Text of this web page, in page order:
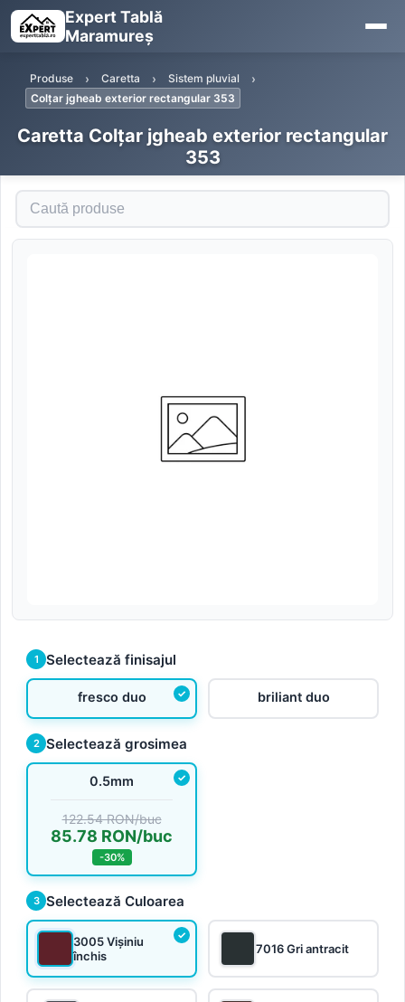
Expert Tablă
Maramureș
Produse Caretta
Sistem pluvial
Colțar jgheab exterior rectangular 353
Caretta Colțar jgheab exterior rectangular
353
Caută produse
1 Selectează finisajul
fresco duo briliant duo
2 Selectează grosimea
0.5mm
122.54 RON/buc
85.78 RON/buc
-30%
3 Selectează Culoarea
3005 Vișiniu
închis
7016 Gri antracit